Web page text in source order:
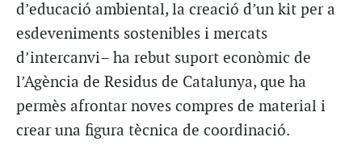
d’educació ambiental, la creació d’un kit per a
esdeveniments sostenibles i mercats
d’intercanvi– ha rebut suport econòmic de
l’Agència de Residus de Catalunya, que ha
permès afrontar noves compres de material i
crear una figura tècnica de coordinació.